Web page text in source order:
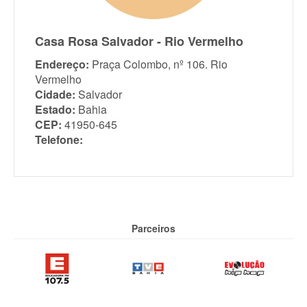
Casa Rosa Salvador - Rio Vermelho
Endereço: Praça Colombo, nº 106. Rio
Vermelho
Cidade: Salvador
Estado: Bahia
CEP: 41950-645
Telefone:
Parceiros